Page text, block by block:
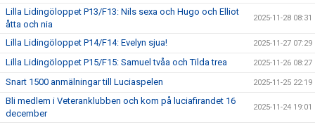
Lilla Lidingöloppet P13/F13: Nils sexa och Hugo och Elliot
åtta och nia
2025-11-28 08:31
Lilla Lidingöloppet P14/F14: Evelyn sjua! 2025-11-27 07:29
Lilla Lidingöloppet P15/F15: Samuel tvåa och Tilda trea 2025-11-26 08:27
Snart 1500 anmälningar till Luciaspelen 2025-11-25 22:19
Bli medlem i Veteranklubben och kom på luciafirandet 16
december
2025-11-24 19:01